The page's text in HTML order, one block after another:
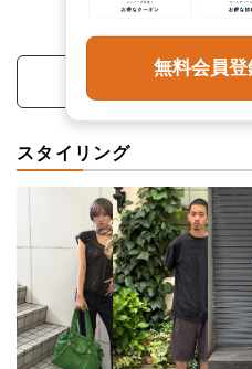
トピックス・特
スタイリング
無料会員登